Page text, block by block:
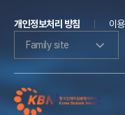
개인정보처리 방침
이
Family site